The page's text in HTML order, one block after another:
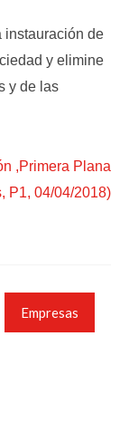
instauración de
y elimine
y de las
,Primera Plana
P1, 04/04/2018)
Empresas